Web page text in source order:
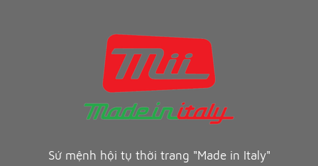
Sứ mệnh hội tụ thời trang "Made in Italy"